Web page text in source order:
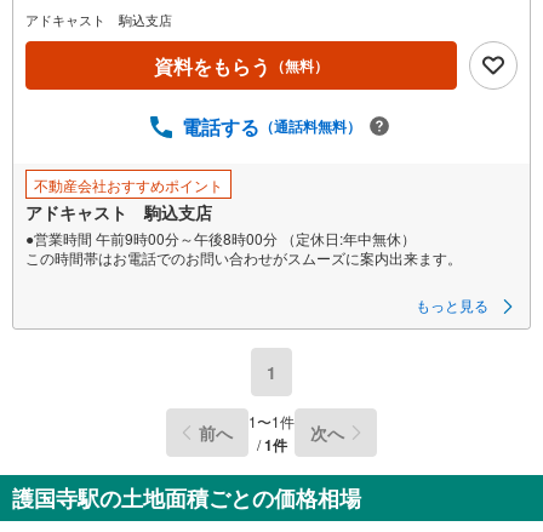
アドキャスト 駒込支店
資料をもらう （無料）
電話する （通話料無料）
不動産会社おすすめポイント
アドキャスト 駒込支店
●営業時間 午前9時00分～午後8時00分 （定休日:年中無休）
この時間帯はお電話でのお問い合わせがスムーズに案内出来ます。
●物件をご覧になりたい場合は「室内・現地を見学する」ボタンよりお問合
実際に物件を見て、広さ、明るさ、天井の高さ、物件周辺環境等、ぜひご
▼株式会社アドキャストの特徴▼
・ 簡易ライフプラン作成いたします♪毎月70組様限定♪
住宅購入後50年間のライフプラン＆キャッシュフロー表を作成します！
・当社オリジナル物件調査報告書♪
徹底的な近隣聞き込みを含め調査結果を説明いたします！
もっと見る
1
前へ 1〜1件
/1件 次へ
護国寺駅の土地面積ごとの価格相場